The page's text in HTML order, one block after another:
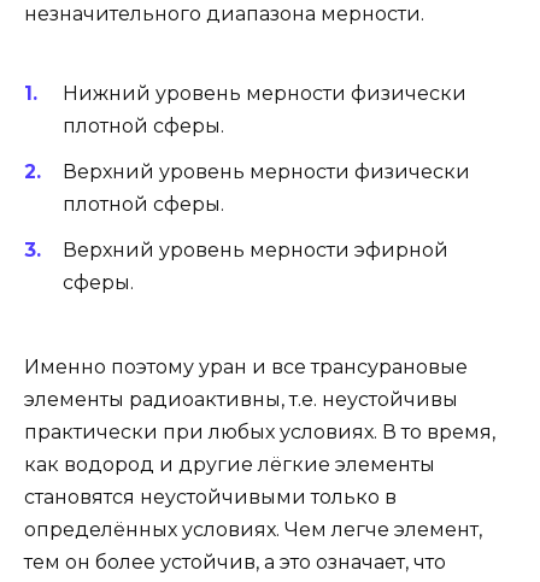
незначительного диапазона мерности.
Нижний уровень мерности физически
плотной сферы.
Верхний уровень мерности физически
плотной сферы.
Верхний уровень мерности эфирной
сферы.
Именно поэтому уран и все трансурановые
элементы радиоактивны, т.е. неустойчивы
практически при любых условиях. В то время,
как водород и другие лёгкие элементы
становятся неустойчивыми только в
определённых условиях. Чем легче элемент,
тем он более устойчив, а это означает, что